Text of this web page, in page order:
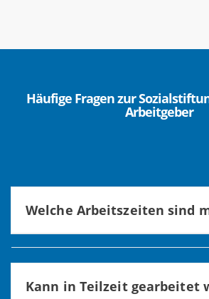
Häufige Fragen zur
Arbeitgeber
Welche Arbeitszeiten sind
Kann in Teilzeit gearbeitet